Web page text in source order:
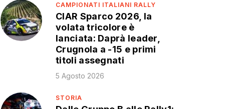
CAMPIONATI ITALIANI RALLY
CIAR Sparco 2026, la
volata tricolore è
lanciata: Daprà leader,
Crugnola a -15 e primi
titoli assegnati
5 Agosto 2026
STORIA